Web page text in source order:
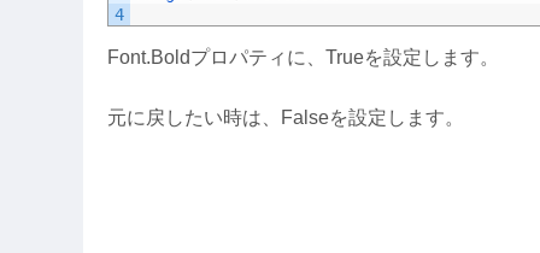
4
Font.Boldプロパティに、Trueを設定します。
元に戻したい時は、Falseを設定します。